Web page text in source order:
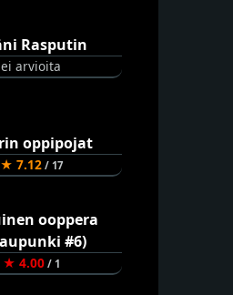
ei arvioita
★ 7.12/ 17
★ 4.00/ 1